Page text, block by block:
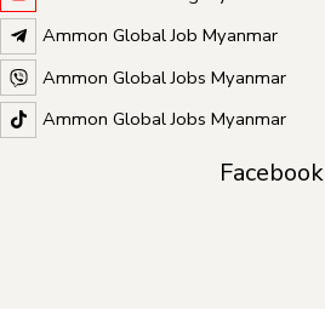
Ammon Global Job Myanmar
Ammon Global Jobs Myanmar
Ammon Global Jobs Myanmar
Facebook